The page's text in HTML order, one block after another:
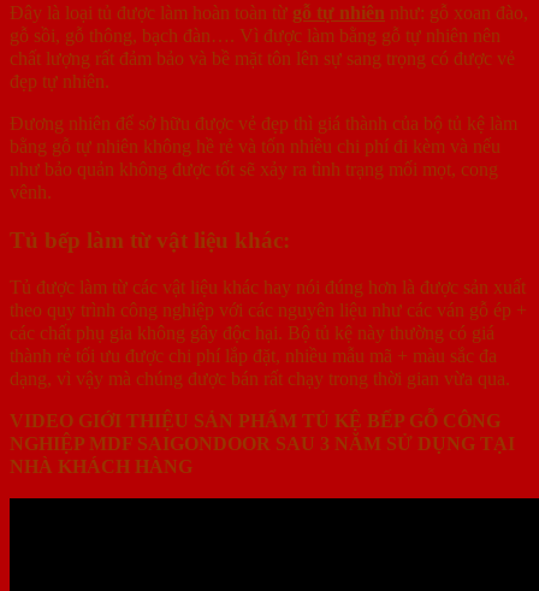
Đây là loại tủ được làm hoàn toàn từ gỗ tự nhiên như: gỗ xoan đào,
gỗ sồi, gỗ thông, bạch đàn…. Vì được làm bằng gỗ tự nhiên nên
chất lượng rất đảm bảo và bề mặt tôn lên sự sang trọng có được vẻ
đẹp tự nhiên.
Đương nhiên để sở hữu được vẻ đẹp thì giá thành của bộ tủ kệ làm
bằng gỗ tự nhiên không hề rẻ và tốn nhiều chi phí đi kèm và nếu
như bảo quản không được tốt sẽ xảy ra tình trạng mối mọt, cong
vênh.
Tủ bếp làm từ vật liệu khác:
Tủ được làm từ các vật liệu khác hay nói đúng hơn là được sản xuất
theo quy trình công nghiệp với các nguyên liệu như các ván gỗ ép +
các chất phụ gia không gây độc hại. Bộ tủ kệ này thường có giá
thành rẻ tối ưu được chi phí lắp đặt, nhiều mẫu mã + màu sắc đa
dạng, vì vậy mà chúng được bán rất chạy trong thời gian vừa qua.
VIDEO GIỚI THIỆU SẢN PHẨM TỦ KỆ BẾP GỖ CÔNG
NGHIỆP MDF SAIGONDOOR SAU 3 NĂM SỬ DỤNG TẠI
NHÀ KHÁCH HÀNG